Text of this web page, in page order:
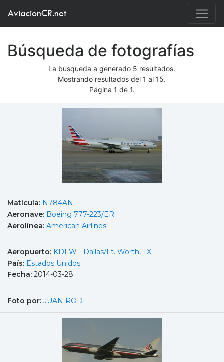
AviacionCR.net
Búsqueda de fotografías
La búsqueda a generado 5 resultados.
Mostrando resultados del 1 al 15.
Página 1 de 1.
Matícula: N784AN
Aeronave: Boeing 777-223/ER
Aerolínea: American Airlines
Aeropuerto: KDFW - Dallas/Ft. Worth, TX
País: Estados Unidos
Fecha: 2014-03-28
Foto por: JUAN ROD